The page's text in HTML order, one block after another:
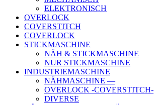
ELEKTRONISCH
OVERLOCK
COVERSTITCH
COVERLOCK
STICKMASCHINE
NÄH & STICKMASCHINE
NUR STICKMASCHINE
INDUSTRIEMASCHINE
NÄHMASCHINE —
OVERLOCK -COVERSTITCH-
DIVERSE